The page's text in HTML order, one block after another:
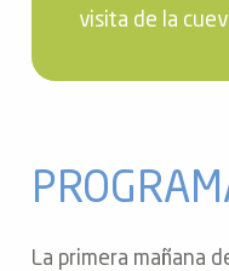
visita de la
La primera mañana